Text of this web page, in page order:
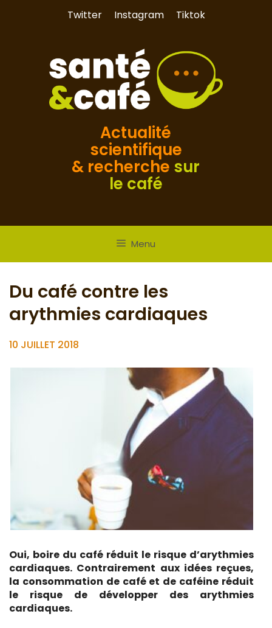
Twitter Instagram Tiktok
Actualité
scientifique
& recherche sur
le café
Menu
Du café contre les
arythmies cardiaques
10 JUILLET 2018
Oui, boire du café réduit le risque d’arythmies
cardiaques. Contrairement aux idées reçues,
la consommation de café et de caféine réduit
le risque de développer des arythmies
cardiaques.